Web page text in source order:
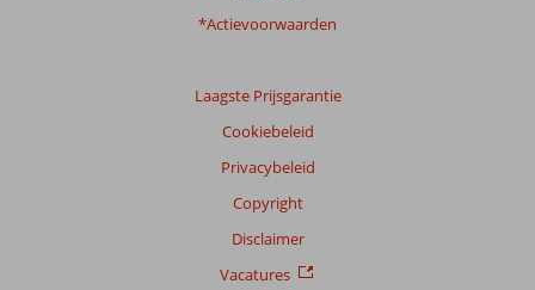
*Actievoorwaarden
Laagste Prijsgarantie
Cookiebeleid
Privacybeleid
Copyright
Disclaimer
Vacatures